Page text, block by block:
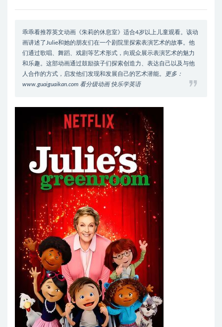
乖乖看推荐英文动画《朱莉的休息室》适合4岁以上儿童观看。该动
画讲述了Julie和她的朋友们在一个剧院里探索表演艺术的故事。他
们通过歌唱、舞蹈、戏剧等艺术形式，向观众展示表演艺术的魅力
和乐趣。这部动画通过鼓励孩子们探索创造力、表达自己以及与他
人合作的方式，启发他们发现和发展自己的艺术潜能。
更多：
www.guaiguaikan.com 看分级动画 快乐学英语